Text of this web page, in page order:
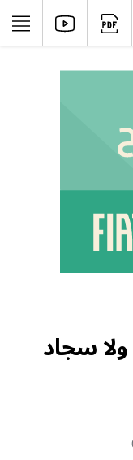
ولا سجاد